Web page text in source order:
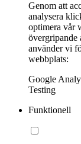
Genom att
analysera
optimera vår
övergripande
använder vi
webbplats:
Google
Testing
Funktionell